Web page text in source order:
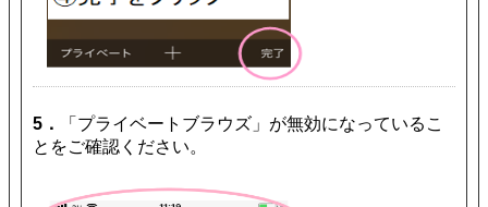
5．
「プライベートブラウズ」が無効になっているこ
とをご確認ください。